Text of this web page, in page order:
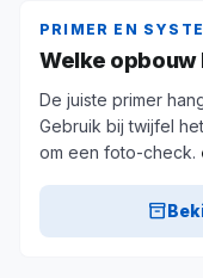
PRIMER EN
Welke opbouw
De juiste primer
Gebruik bij twijfel
om een foto-check.
inventory_2